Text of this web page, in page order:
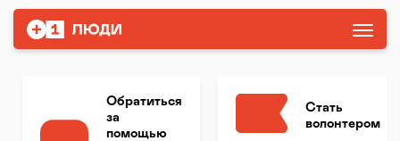
Обратиться
за
помощью
Стать
волонтером